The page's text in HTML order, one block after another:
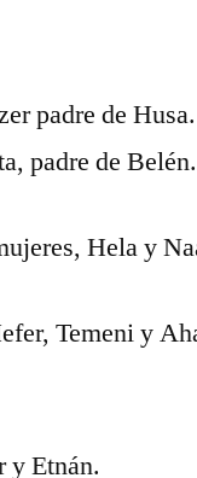
padre de
padre de Belén.
Hela y
Temeni y
y Etnán.